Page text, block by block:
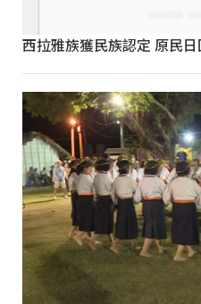
西拉雅族獲民族認定 原民